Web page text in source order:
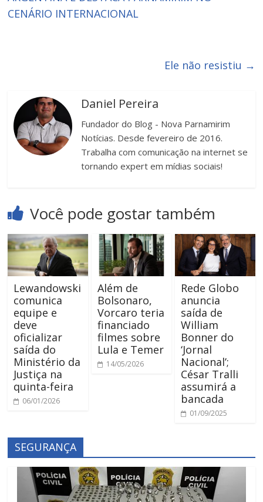
CENÁRIO INTERNACIONAL
Ele não resistiu →
Daniel Pereira
Fundador do Blog - Nova Parnamirim
Notícias. Desde fevereiro de 2016.
Trabalha com comunicação na internet se
tornando expert em mídias sociais!
Você pode gostar também
Lewandowski
comunica
equipe e
deve
oficializar
saída do
Ministério da
Justiça na
quinta-feira
06/01/2026
Além de
Bolsonaro,
Vorcaro teria
financiado
filmes sobre
Lula e Temer
14/05/2026
Rede Globo
anuncia
saída de
William
Bonner do
‘Jornal
Nacional’;
César Tralli
assumirá a
bancada
01/09/2025
SEGURANÇA